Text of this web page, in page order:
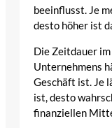
beeinflusst. Je
desto höher ist
Die Zeitdauer
Unternehmens
Geschäft ist. Je
ist, desto
finanziellen